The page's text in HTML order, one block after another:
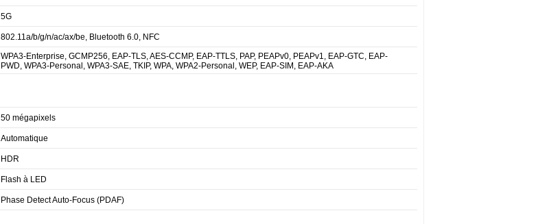
5G
802.11a/b/g/n/ac/ax/be, Bluetooth 6.0, NFC
WPA3-Enterprise, GCMP256, EAP-TLS, AES-CCMP, EAP-TTLS, PAP, PEAPv0, PEAPv1, EAP-GTC, EAP-
PWD, WPA3-Personal, WPA3-SAE, TKIP, WPA, WPA2-Personal, WEP, EAP-SIM, EAP-AKA
50 mégapixels
Automatique
HDR
Flash à LED
Phase Detect Auto-Focus (PDAF)